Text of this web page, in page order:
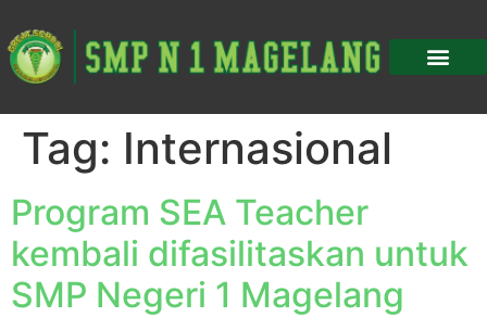
Tag: Internasional
Program SEA Teacher
kembali difasilitaskan untuk
SMP Negeri 1 Magelang